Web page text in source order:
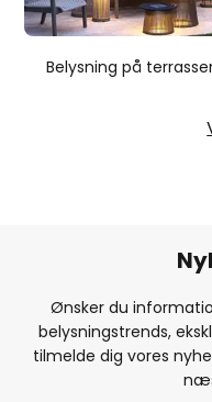
Belysning på
Ønsker du
belysningstrends,
tilmelde dig vores